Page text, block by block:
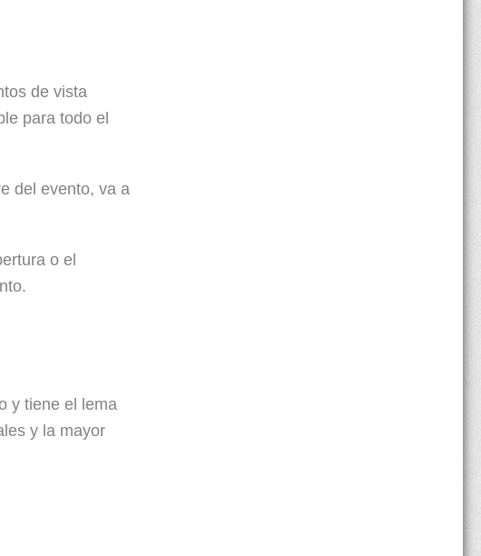
de vista
para todo el
del evento, va a
o el
y tiene el lema
y la mayor